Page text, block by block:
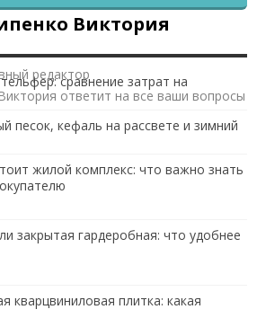
Виктория
редактор
Виктория ответит на все ваши вопросы
сравнение затрат на
песок, кефаль на рассвете и зимний
жилой комплекс: что важно знать
закрытая гардеробная: что удобнее
кварцвиниловая плитка: какая